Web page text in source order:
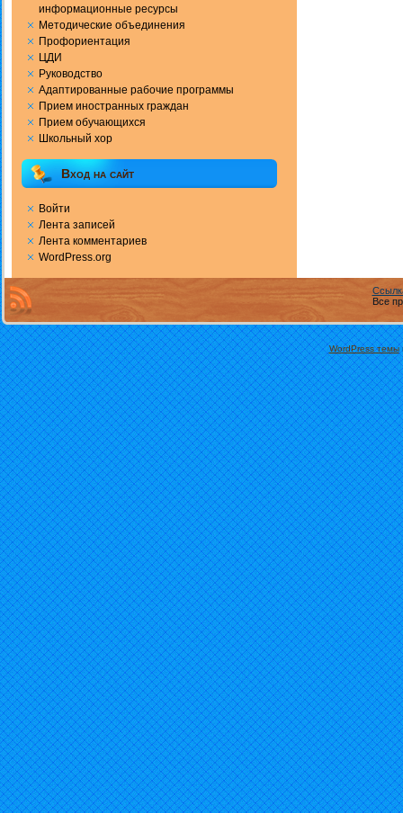
информационные ресурсы
Методические объединения
Профориентация
ЦДИ
Руководство
Адаптированные рабочие программы
Прием иностранных граждан
Прием обучающихся
Школьный хор
Вход на сайт
Войти
Лента записей
Лента комментариев
WordPress.org
Все
WordPress темы